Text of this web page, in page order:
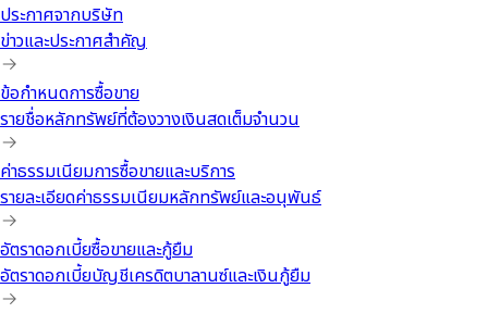
ประกาศจากบริษัท
ข่าวและประกาศสำคัญ
ข้อกำหนดการซื้อขาย
รายชื่อหลักทรัพย์ที่ต้องวางเงินสดเต็มจำนวน
ค่าธรรมเนียมการซื้อขายและบริการ
รายละเอียดค่าธรรมเนียมหลักทรัพย์และอนุพันธ์
อัตราดอกเบี้ยซื้อขายและกู้ยืม
อัตราดอกเบี้ยบัญชีเครดิตบาลานซ์และเงินกู้ยืม